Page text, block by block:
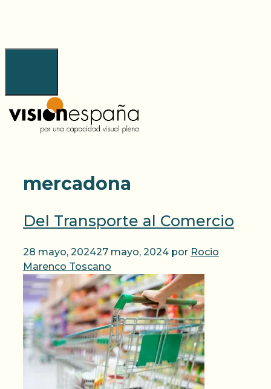
mercadona
Del Transporte al Comercio
28 mayo, 202427 mayo, 2024 por Rocio
Marenco Toscano